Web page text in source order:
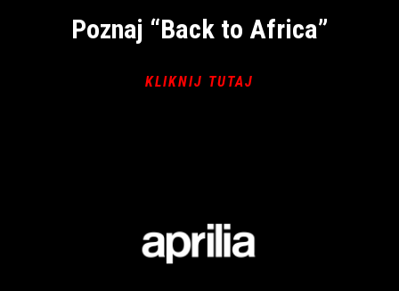
Poznaj “Back to Africa”
KLIKNIJ TUTAJ